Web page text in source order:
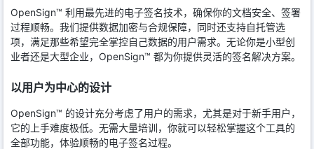
OpenSign™ 利用最先进的电子签名技术，确保你的文档安全、签署
过程顺畅。我们提供数据加密与合规保障，同时还支持自托管选
项，满足那些希望完全掌控自己数据的用户需求。无论你是小型创
业者还是大型企业，OpenSign™ 都为你提供灵活的签名解决方案。
以用户为中心的设计
OpenSign™ 的设计充分考虑了用户的需求，尤其是对于新手用户，
它的上手难度极低。无需大量培训，你就可以轻松掌握这个工具的
全部功能，体验顺畅的电子签名过程。